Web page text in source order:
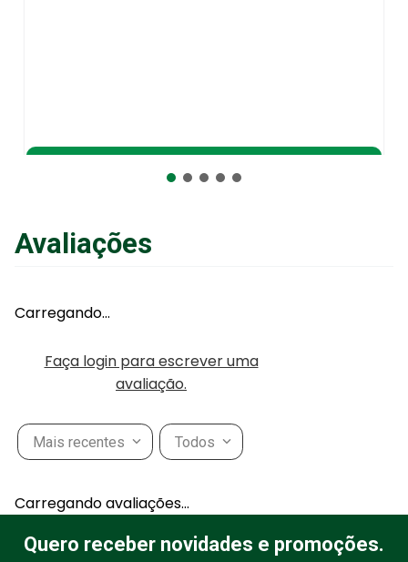
Avaliações
Carregando…
Faça login para escrever uma
avaliação.
Mais recentes Todos
Carregando avaliações…
Quero receber novidades e promoções.